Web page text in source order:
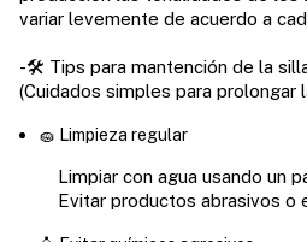
variar levemente de acuerdo a
-🛠️ Tips para mantención de la
(Cuidados simples para prolongar
🧽 Limpieza regular
Limpiar con agua usando un
Evitar productos abrasivos o